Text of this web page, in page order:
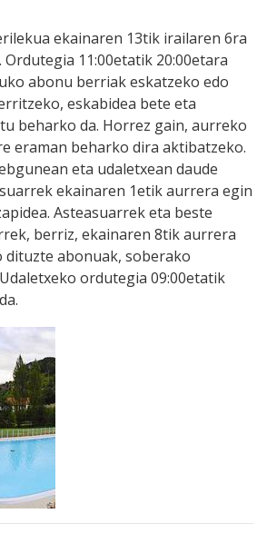
ekainaren 13tik irailaren 6ra
11:00etatik 20:00etara
abonu berriak eskatzeko edo
eskabidea bete eta
beharko da. Horrez gain, aurreko
eraman beharko dira aktibatzeko.
eta udaletxean daude
ekainaren 1etik aurrera egin
Asteasuarrek eta beste
berriz, ekainaren 8tik aurrera
dituzte abonuak, soberako
ordutegia 09:00etatik